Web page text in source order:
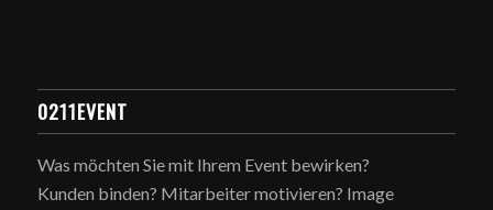
0211EVENT
Was möchten Sie mit Ihrem Event bewirken?
Kunden binden? Mitarbeiter motivieren? Image